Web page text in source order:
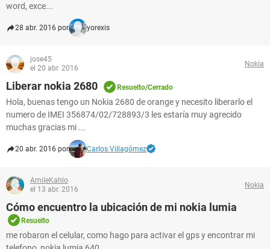
word, exce...
28 abr. 2016 por yorexis
jose45
el 20 abr. 2016
Nokia
Liberar nokia 2680 Resuelto/Cerrado
Hola, buenas tengo un Nokia 2680 de orange y necesito liberarlo el
numero de IMEI 356874/02/728893/3 les estaría muy agrecido
muchas gracias mi ...
20 abr. 2016 por Carlos Villagómez
AmileKahlo
el 13 abr. 2016
Nokia
Cómo encuentro la ubicación de mi nokia lumia
Resuelto
me robaron el celular, como hago para activar el gps y encontrar mi